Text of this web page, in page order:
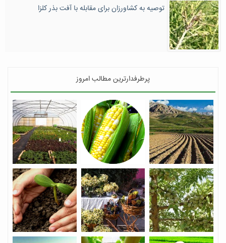
توصیه به کشاورزان برای مقابله با آفت بذر کلزا
پرطرفدارترین مطالب امروز